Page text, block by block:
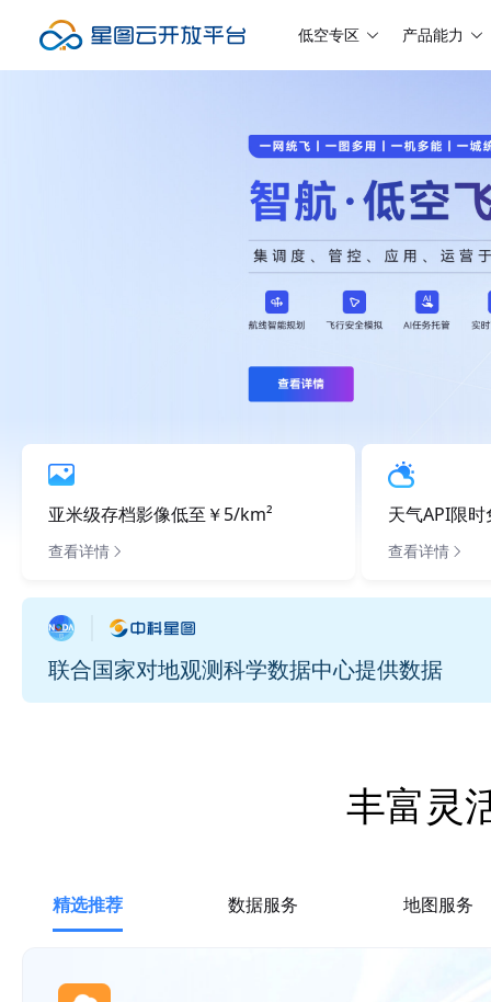
低空专区 产品能力
亚米级存档影像低至￥5/km²
查看详情
天气API限
查看详情
联合国家对地观测科学数据中心提供数据
丰富灵
精选推荐 数据服务 地图服务